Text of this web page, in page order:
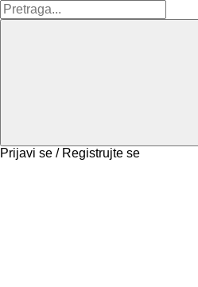
Prijavi se / Registrujte se